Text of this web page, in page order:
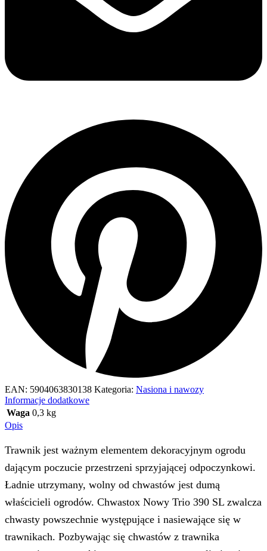
EAN: 5904063830138 Kategoria: Nasiona i nawozy
Informacje dodatkowe
Waga 0,3 kg
Opis
Trawnik jest ważnym elementem dekoracyjnym ogrodu
dającym poczucie przestrzeni sprzyjającej odpoczynkowi.
Ładnie utrzymany, wolny od chwastów jest dumą
właścicieli ogrodów. Chwastox Nowy Trio 390 SL zwalcza
chwasty powszechnie występujące i nasiewające się w
trawnikach. Pozbywając się chwastów z trawnika